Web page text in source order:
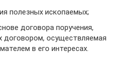
полезных ископаемых;
договора поручения,
договором, осуществляемая
в его интересах.